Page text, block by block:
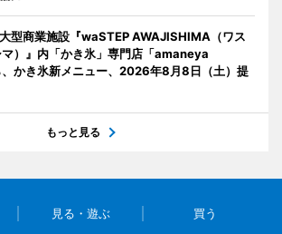
型商業施設『waSTEP AWAJISHIMA（ワス
）』内「かき氷」専門店「amaneya
かき氷新メニュー、2026年8月8日（土）提
もっと見る
見る・遊ぶ 買う